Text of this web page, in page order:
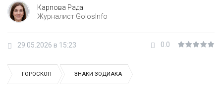
Карпова Рада
Журналист GolosInfo
29.05.2026 в 15:23 0.0
ГОРОСКОП ЗНАКИ ЗОДИАКА